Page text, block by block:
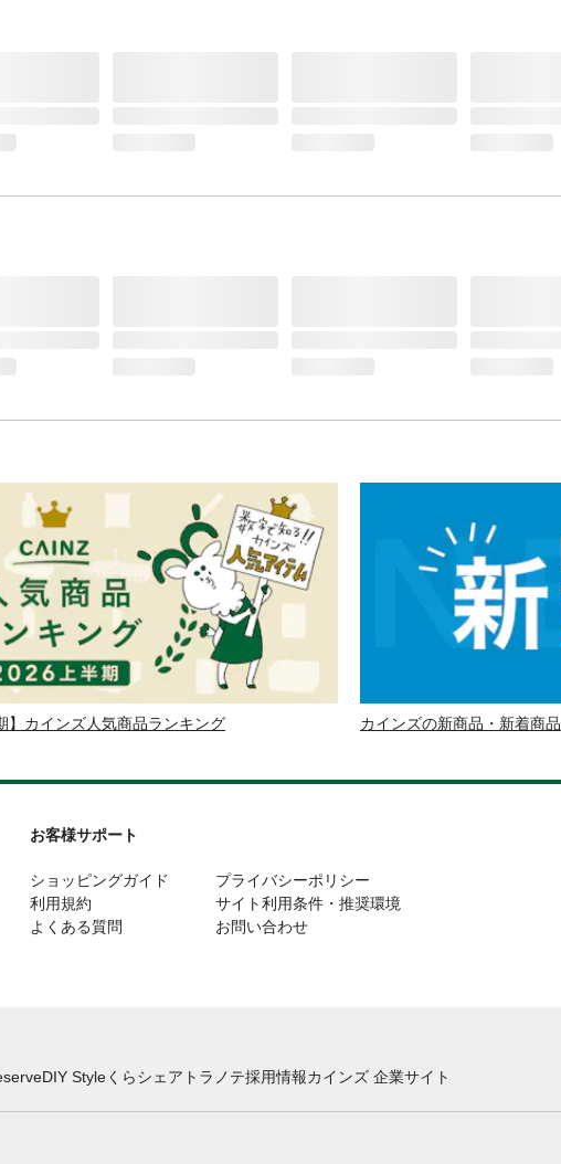
】カインズ人気商品ランキング カインズの新商品・新着商品
お客様サポート
ショッピングガイド
利用規約
よくある質問
プライバシーポリシー
サイト利用条件・推奨環境
お問い合わせ
DIY Styleくらシェア トラノテ採用情報カインズ 企業サイト